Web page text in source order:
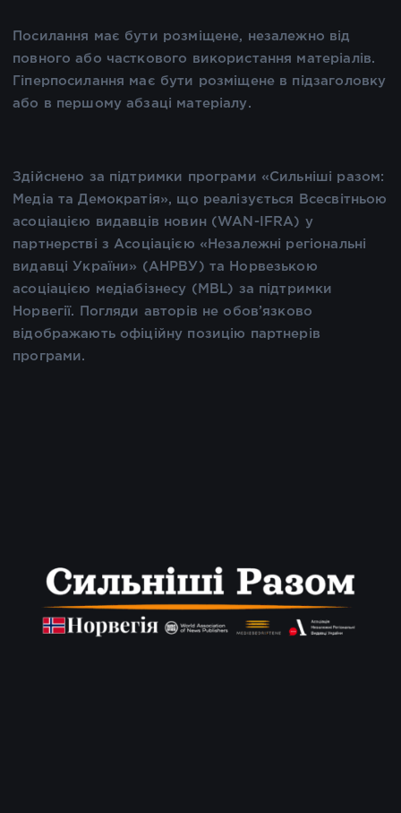
Посилання має бути розміщене, незалежно від
повного або часткового використання матеріалів.
Гіперпосилання має бути розміщене в підзаголовку
або в першому абзаці матеріалу.
Здійснено за підтримки програми «Сильніші разом:
Медіа та Демократія», що реалізується Всесвітньою
асоціацією видавців новин (WAN-IFRA) у
партнерстві з Асоціацією «Незалежні регіональні
видавці України» (АНРВУ) та Норвезькою
асоціацією медіабізнесу (MBL) за підтримки
Норвегії. Погляди авторів не обов’язково
відображають офіційну позицію партнерів
програми.